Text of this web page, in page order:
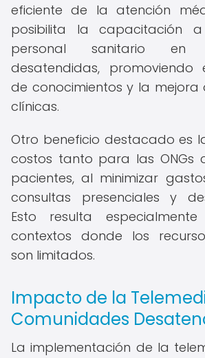
eficiente de la atención
posibilita la capacitación
personal sanitario en
desatendidas, promoviendo
de conocimientos y la mejora
clínicas.
Otro beneficio destacado es
costos tanto para las ONGs
pacientes, al minimizar
consultas presenciales y
Esto resulta
contextos donde los
son limitados.
Impacto de la
Comunidades
La implementación de la